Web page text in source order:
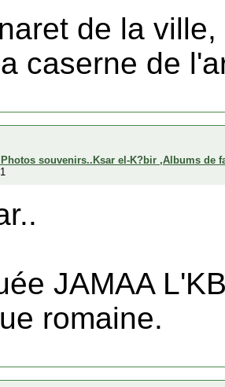
de la
caserne de
souvenirs..Ksar el-K?bir ,Albums de
JAMAA
romaine.